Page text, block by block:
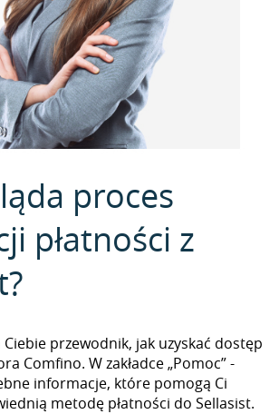
proces
płatności z
przewodnik, jak uzyskać dostęp
Comfino. W zakładce „Pomoc” -
informacje, które pomogą Ci
metodę płatności do Sellasist.